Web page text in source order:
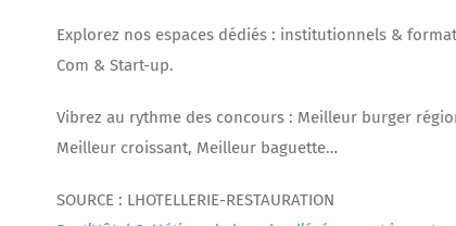
Explorez nos espaces dédiés : institutionnels &
Com & Start-up.
Vibrez au rythme des concours : Meilleur burger
Meilleur croissant, Meilleur baguette…
SOURCE : LHOTELLERIE-RESTAURATION